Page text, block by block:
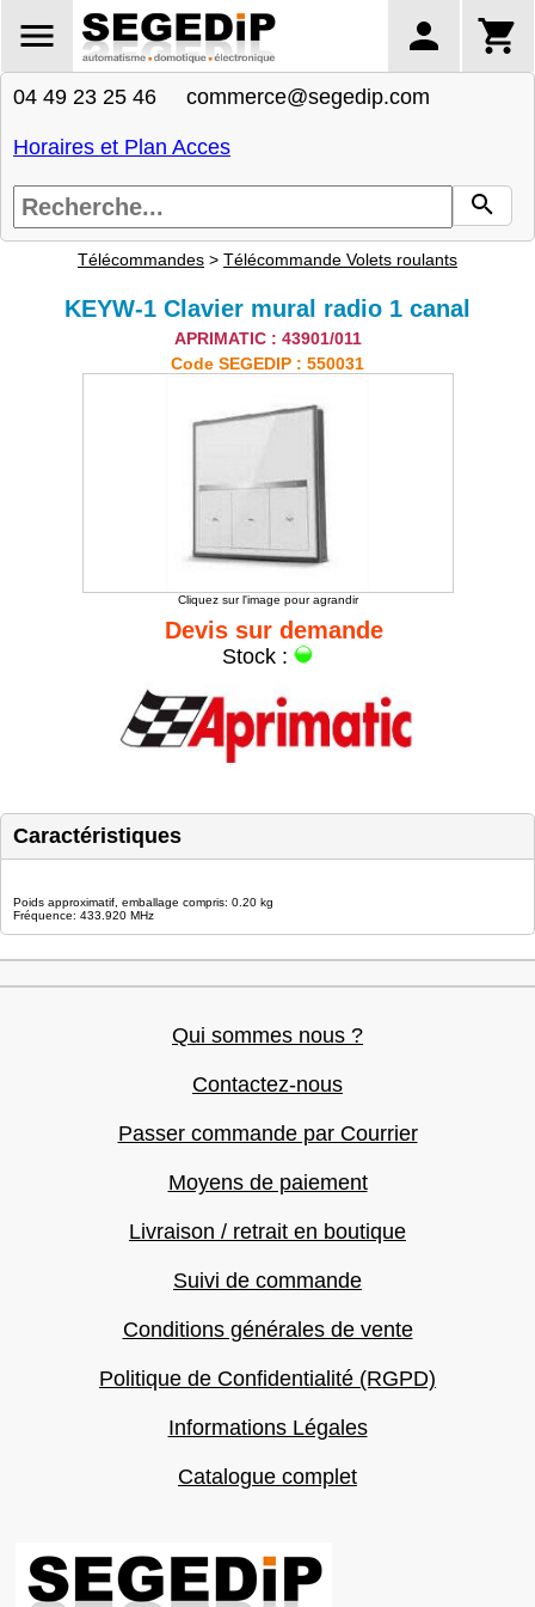
04 49 23 25 46 commerce@segedip.com
Horaires et Plan Acces
Télécommandes > Télécommande Volets roulants
KEYW-1 Clavier mural radio 1 canal
APRIMATIC : 43901/011
Code SEGEDIP : 550031
Cliquez sur l'image pour agrandir
Devis sur demande
Stock :
Caractéristiques
Poids approximatif, emballage compris: 0.20 kg
Fréquence: 433.920 MHz
Qui sommes nous ?
Contactez-nous
Passer commande par Courrier
Moyens de paiement
Livraison / retrait en boutique
Suivi de commande
Conditions générales de vente
Politique de Confidentialité (RGPD)
Informations Légales
Catalogue complet